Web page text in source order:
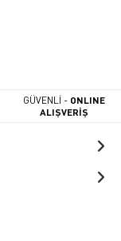
GÜVENLİ - ONLINE
ALIŞVERİŞ